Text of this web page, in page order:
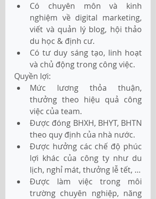
Có chuyên môn và kinh
nghiệm về digital marketing,
viết và quản lý blog, hội thảo
du học & định cư.
Có tư duy sáng tạo, linh hoạt
và chủ động trong công việc.
Quyền lợi:
Mức lương thỏa thuận,
thưởng theo hiệu quả công
việc của team.
Được đóng BHXH, BHYT, BHTN
theo quy định của nhà nước.
Được hưởng các chế độ phúc
lợi khác của công ty như du
lịch, nghỉ mát, thưởng lễ tết, …
Được làm việc trong môi
trường chuyên nghiệp, năng